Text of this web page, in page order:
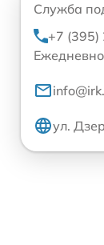
Служба
+7
ул.